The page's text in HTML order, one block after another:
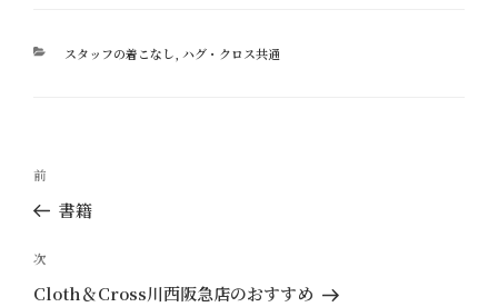
カ
スタッフの着こなし ハグ・クロス共通
投
ナ
ビ
ゲ
過
去
投
稿
前
書籍
次
の
次
Cloth＆Cross川西阪急店のおすすめ